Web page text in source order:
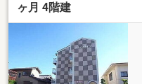
ヶ月 4階建